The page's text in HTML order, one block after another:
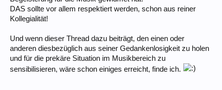
DAS sollte vor allem respektiert werden, schon aus reiner
Kollegialität!
Und wenn dieser Thread dazu beiträgt, den einen oder
anderen diesbezüglich aus seiner Gedankenlosigkeit zu holen
und für die prekäre Situation im Musikbereich zu
sensibilisieren, wäre schon einiges erreicht, finde ich.